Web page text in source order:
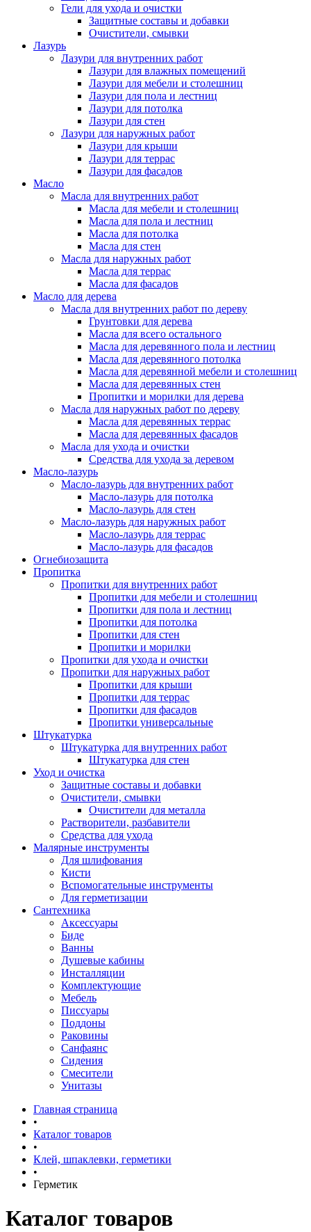
Гели для ухода и очистки
Защитные составы и добавки
Очистители, смывки
Лазурь
Лазури для внутренних работ
Лазури для влажных помещений
Лазури для мебели и столешниц
Лазури для пола и лестниц
Лазури для потолка
Лазури для стен
Лазури для наружных работ
Лазури для крыши
Лазури для террас
Лазури для фасадов
Масло
Масла для внутренних работ
Масла для мебели и столешниц
Масла для пола и лестниц
Масла для потолка
Масла для стен
Масла для наружных работ
Масла для террас
Масла для фасадов
Масло для дерева
Масла для внутренних работ по дереву
Грунтовки для дерева
Масла для всего остального
Масла для деревянного пола и лестниц
Масла для деревянного потолка
Масла для деревянной мебели и столешниц
Масла для деревянных стен
Пропитки и морилки для дерева
Масла для наружных работ по дереву
Масла для деревянных террас
Масла для деревянных фасадов
Масла для ухода и очистки
Средства для ухода за деревом
Масло-лазурь
Масло-лазурь для внутренних работ
Масло-лазурь для потолка
Масло-лазурь для стен
Масло-лазурь для наружных работ
Масло-лазурь для террас
Масло-лазурь для фасадов
Огнебиозащита
Пропитка
Пропитки для внутренних работ
Пропитки для мебели и столешниц
Пропитки для пола и лестниц
Пропитки для потолка
Пропитки для стен
Пропитки и морилки
Пропитки для ухода и очистки
Пропитки для наружных работ
Пропитки для крыши
Пропитки для террас
Пропитки для фасадов
Пропитки универсальные
Штукатурка
Штукатурка для внутренних работ
Штукатурка для стен
Уход и очистка
Защитные составы и добавки
Очистители, смывки
Очистители для металла
Растворители, разбавители
Средства для ухода
Малярные инструменты
Для шлифования
Кисти
Вспомогательные инструменты
Для герметизации
Сантехника
Аксессуары
Биде
Ванны
Душевые кабины
Инсталляции
Комплектующие
Мебель
Писсуары
Поддоны
Раковины
Санфаянс
Сидения
Смесители
Унитазы
Главная страница
•
Каталог товаров
•
Клей, шпаклевки, герметики
•
Герметик
Каталог товаров